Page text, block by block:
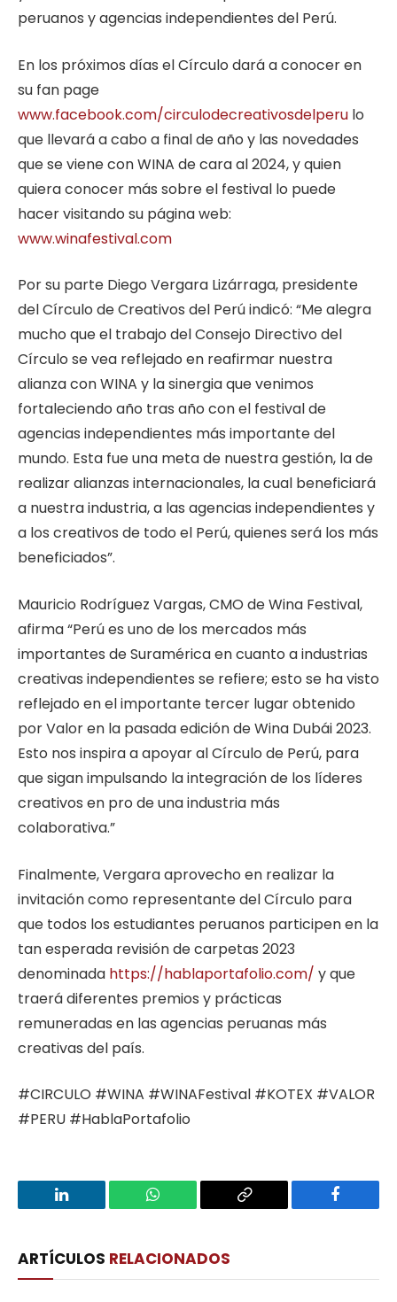
peruanos y agencias independientes del Perú.
En los próximos días el Círculo dará a conocer en
su fan page
www.facebook.com/circulodecreativosdelperu lo
que llevará a cabo a final de año y las novedades
que se viene con WINA de cara al 2024, y quien
quiera conocer más sobre el festival lo puede
hacer visitando su página web:
www.winafestival.com
Por su parte Diego Vergara Lizárraga, presidente
del Círculo de Creativos del Perú indicó: “Me alegra
mucho que el trabajo del Consejo Directivo del
Círculo se vea reflejado en reafirmar nuestra
alianza con WINA y la sinergia que venimos
fortaleciendo año tras año con el festival de
agencias independientes más importante del
mundo. Esta fue una meta de nuestra gestión, la de
realizar alianzas internacionales, la cual beneficiará
a nuestra industria, a las agencias independientes y
a los creativos de todo el Perú, quienes será los más
beneficiados”.
Mauricio Rodríguez Vargas, CMO de Wina Festival,
afirma “Perú es uno de los mercados más
importantes de Suramérica en cuanto a industrias
creativas independientes se refiere; esto se ha visto
reflejado en el importante tercer lugar obtenido
por Valor en la pasada edición de Wina Dubái 2023.
Esto nos inspira a apoyar al Círculo de Perú, para
que sigan impulsando la integración de los líderes
creativos en pro de una industria más
colaborativa.”
Finalmente, Vergara aprovecho en realizar la
invitación como representante del Círculo para
que todos los estudiantes peruanos participen en la
tan esperada revisión de carpetas 2023
denominada https://hablaportafolio.com/ y que
traerá diferentes premios y prácticas
remuneradas en las agencias peruanas más
creativas del país.
#CIRCULO #WINA #WINAFestival #KOTEX #VALOR
#PERU #HablaPortafolio
LinkedIn WhatsApp
Copy
Facebook
ARTÍCULOS RELACIONADOS